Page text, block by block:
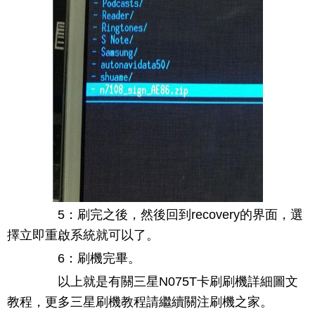
5：刷完之後，然後回到recovery的界面，選
擇立即重啟系統就可以了。
6：刷機完畢。
以上就是有關三星N075T卡刷刷機詳細圖文
教程，更多三星刷機教程請繼續關注刷機之家。